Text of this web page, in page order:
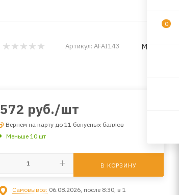
Артикул: AFAI143 MILES
572 руб./шт
Вернем на карту до 11 бонусных баллов
Меньше 10 шт
В КОРЗИНУ
Самовывоз: 06.08.2026, после 8:30, в 1
0